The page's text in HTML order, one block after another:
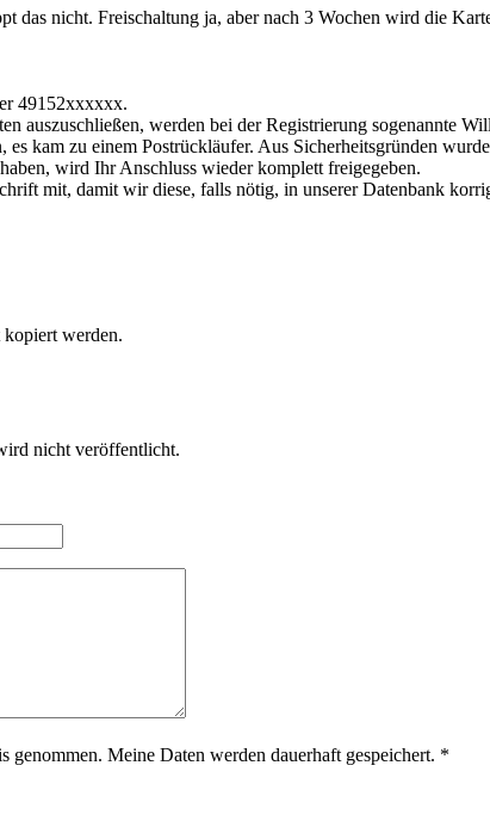
das nicht. Freischaltung ja, aber nach 3 Wochen wird die
49152xxxxxx.
auszuschließen, werden bei der Registrierung sogenannte
kam zu einem Postrückläufer. Aus Sicherheitsgründen
wird Ihr Anschluss wieder komplett freigegeben.
mit, damit wir diese, falls nötig, in unserer Datenbank
werden.
nicht veröffentlicht.
genommen. Meine Daten werden dauerhaft gespeichert. *